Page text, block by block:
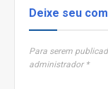
Deixe seu
Para serem
administrador *